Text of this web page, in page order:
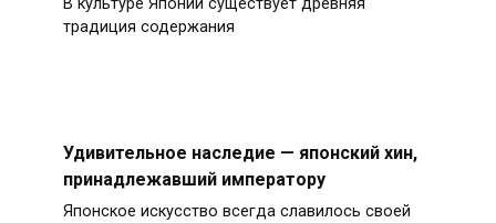
В культуре Японии существует древняя
традиция содержания
Удивительное наследие — японский хин,
принадлежавший императору
Японское искусство всегда славилось своей